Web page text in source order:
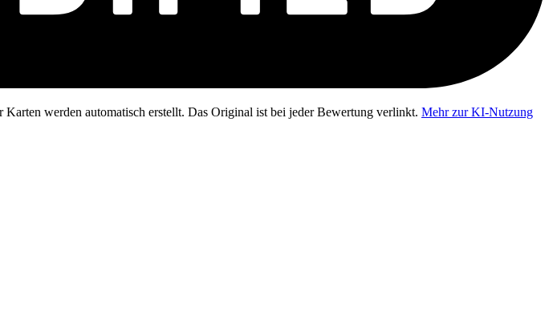
werden automatisch erstellt. Das Original ist bei jeder Bewertung verlinkt. Mehr zur KI-Nutzung